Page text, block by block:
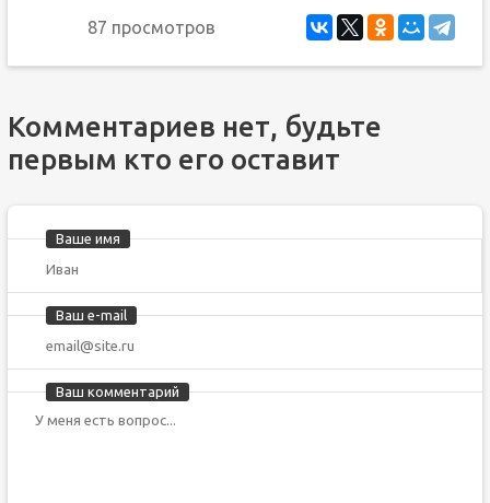
87 просмотров
Комментариев нет, будьте
первым кто его оставит
Ваше имя
Ваш e-mail
Ваш комментарий